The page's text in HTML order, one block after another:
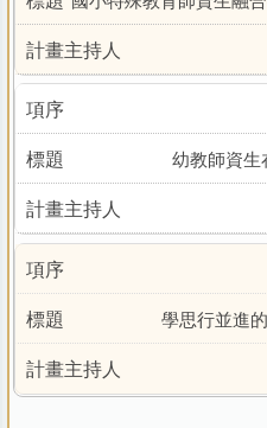
幼教師資生
學思行並進